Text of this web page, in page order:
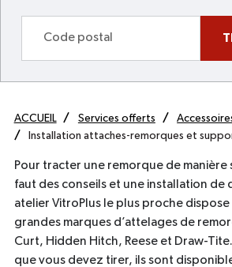
ACCUEIL Services offerts
Installation attaches-remorques et
Pour tracter une remorque de manière
faut des conseils et une installation de
atelier VitroPlus le plus proche
grandes marques d’attelages de
Curt, Hidden Hitch, Reese et Draw-
que vous devez tirer, ils sont